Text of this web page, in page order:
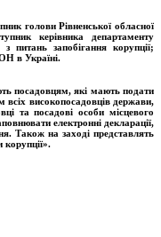
голови Рівненської обласної
керівника департаменту
питань запобігання корупції;
в Україні.
посадовцям, які мають подати
високопосадовців держави,
та посадові особи місцевого
електронні декларації,
Також на заході представлять